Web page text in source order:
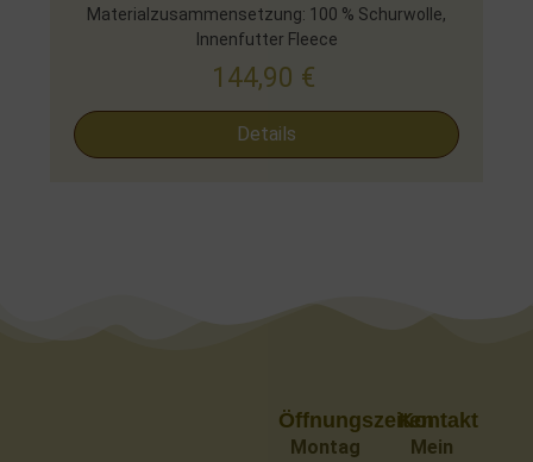
Materialzusammensetzung: 100 % Schurwolle,
Innenfutter Fleece
144,90 €
Details
Kontakt
Mein
Öffnungszeiten
Montag